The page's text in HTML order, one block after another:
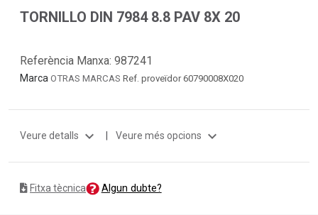
TORNILLO DIN 7984 8.8 PAV 8X 20
Referència Manxa: 987241
Marca OTRAS MARCAS Ref. proveïdor 60790008X020
Veure detalls expand_more | Veure més opcions expand_more
Fitxa tècnica Algun dubte?